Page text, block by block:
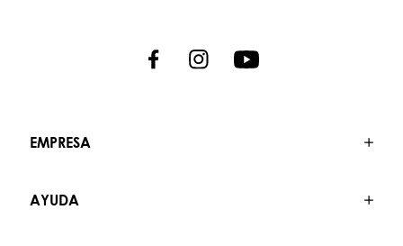
EMPRESA
AYUDA